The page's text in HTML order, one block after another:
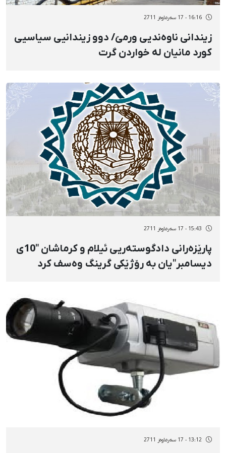
16:16 - 17 سەرماوەز 2711
زیندانی ناوەندیی ورمێ‌/ دوو زیندانیی سیاسیی
كورد مانیان لە خواردن گرت
15:43 - 17 سەرماوەز 2711
پارێزەرانی دادگوستەریی ئیلام و كرماشان "10ی
دیسامبر"یان بە رۆژێکی گرینگ وەسف کرد
13:12 - 17 سەرماوەز 2711